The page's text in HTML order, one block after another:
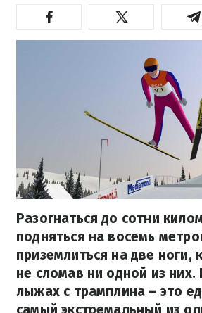
Разогнаться до сотни
подняться на восемь
приземлиться на две ноги,
не сломав ни одной из
лыжах с трамплина – это